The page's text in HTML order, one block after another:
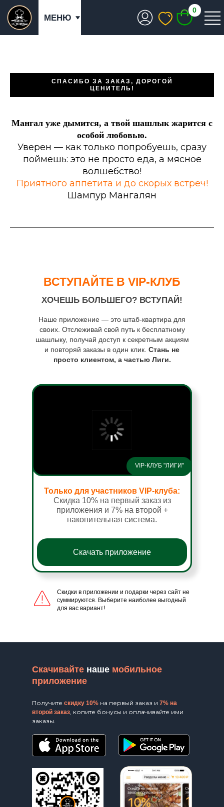
МЕНЮ
СПАСИБО ЗА ЗАКАЗ, ДОРОГОЙ
ЦЕНИТЕЛЬ!
Мангал уже дымится, а твой шашлык жарится с
особой любовью.
Уверен — как только попробуешь, сразу
поймешь: это не просто еда, а мясное
волшебство!
Приятного аппетита и до скорых встреч!
Шампур Мангалян
ВСТУПАЙТЕ В VIP-КЛУБ
ХОЧЕШЬ БОЛЬШЕГО? ВСТУПАЙ!
Скачать приложение
VIP-КЛУБ "ЛИГИ"
Только для участников VIP-клуба:
Скидка 10% на первый заказ из
приложения и 7% на второй +
накопительная система.
Наше приложение — это штаб-квартира для
своих. Отслеживай свой путь к бесплатному
шашлыку, получай доступ к секретным акциям
и повторяй заказы в один клик. Стань не
просто клиентом, а частью Лиги.
Скидки в приложении и подарки через сайт не
суммируются. Выберите наиболее выгодный
для вас вариант!
Скачивайте наше мобильное
приложение
Получите скидку 10% на первый заказ и 7% на
второй заказ, копите бонусы и оплачивайте ими
заказы.